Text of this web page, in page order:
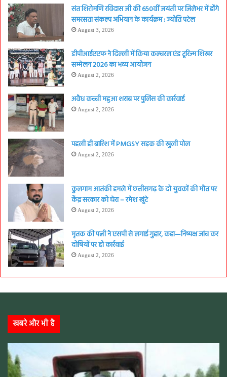
संत शिरोमणि रविदास जी की 650वीं जयंती पर जिलेभर में होंगे
समरसता संकल्प अभियान के कार्यक्रम : ज्योति पटेल
August 3, 2026
डीपीआईएएफ ने दिल्ली में किया कल्चरल एंड टूरिज्म शिखर
सम्मेलन 2026 का भव्य आयोजन
August 2, 2026
अवैध कच्ची महुआ शराब पर पुलिस की कार्रवाई
August 2, 2026
पहली ही बारिश में PMGSY सड़क की खुली पोल
August 2, 2026
कुलगाम आतंकी हमले में छत्तीसगढ़ के दो युवकों की मौत पर
केंद्र सरकार को घेरा – रमेश खूंटे
August 2, 2026
मृतक की पत्नी ने एसपी से लगाई गुहार, कहा—निष्पक्ष जांच कर
दोषियों पर हो कार्रवाई
August 2, 2026
खबरे और भी है